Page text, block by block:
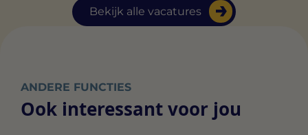
Bekijk alle vacatures
ANDERE FUNCTIES
Ook interessant voor jou